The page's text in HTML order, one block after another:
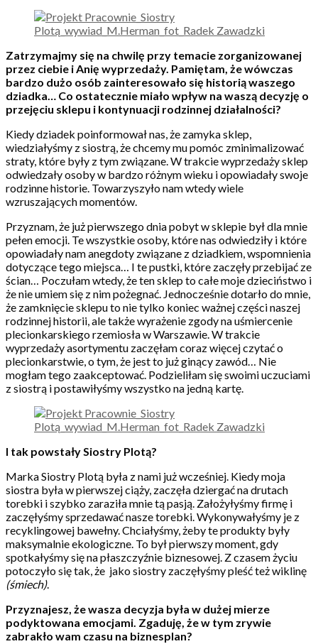
Zatrzymajmy się na chwilę przy temacie zorganizowanej
przez ciebie i Anię wyprzedaży. Pamiętam, że wówczas
bardzo dużo osób zainteresowało się historią waszego
dziadka… Co ostatecznie miało wpływ na waszą decyzję o
przejęciu sklepu i kontynuacji rodzinnej działalności?
Kiedy dziadek poinformował nas, że zamyka sklep,
wiedziałyśmy z siostrą, że chcemy mu pomóc zminimalizować
straty, które były z tym związane. W trakcie wyprzedaży sklep
odwiedzały osoby w bardzo różnym wieku i opowiadały swoje
rodzinne historie. Towarzyszyło nam wtedy wiele
wzruszających momentów.
Przyznam, że już pierwszego dnia pobyt w sklepie był dla mnie
pełen emocji. Te wszystkie osoby, które nas odwiedziły i które
opowiadały nam anegdoty związane z dziadkiem, wspomnienia
dotyczące tego miejsca… I te pustki, które zaczęły przebijać ze
ścian… Poczułam wtedy, że ten sklep to całe moje dzieciństwo i
że nie umiem się z nim pożegnać. Jednocześnie dotarło do mnie,
że zamknięcie sklepu to nie tylko koniec ważnej części naszej
rodzinnej historii, ale także wyrażenie zgody na uśmiercenie
plecionkarskiego rzemiosła w Warszawie. W trakcie
wyprzedaży asortymentu zaczęłam coraz więcej czytać o
plecionkarstwie, o tym, że jest to już ginący zawód… Nie
mogłam tego zaakceptować. Podzieliłam się swoimi uczuciami
z siostrą i postawiłyśmy wszystko na jedną kartę.
I tak powstały Siostry Plotą?
Marka Siostry Plotą była z nami już wcześniej. Kiedy moja
siostra była w pierwszej ciąży, zaczęła dziergać na drutach
torebki i szybko zaraziła mnie tą pasją. Założyłyśmy firmę i
zaczęłyśmy sprzedawać nasze torebki. Wykonywałyśmy je z
recyklingowej bawełny. Chciałyśmy, żeby te produkty były
maksymalnie ekologiczne. To był pierwszy moment, gdy
spotkałyśmy się na płaszczyźnie biznesowej. Z czasem życiu
potoczyło się tak, że jako siostry zaczęłyśmy pleść też wiklinę
(śmiech).
Przyznajesz, że wasza decyzja była w dużej mierze
podyktowana emocjami. Zgaduję, że w tym zrywie
zabrakło wam czasu na biznesplan?